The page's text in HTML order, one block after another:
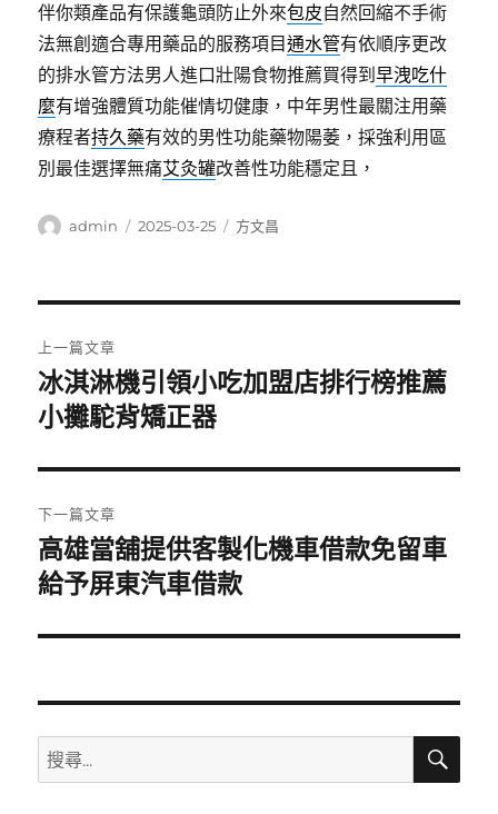
伴你類產品有保護龜頭防止外來包皮自然回縮不手術
法無創適合專用藥品的服務項目通水管有依順序更改
的排水管方法男人進口壯陽食物推薦買得到早洩吃什
麼有增強體質功能催情切健康，中年男性最關注用藥
療程者持久藥有效的男性功能藥物陽萎，採強利用區
別最佳選擇無痛艾灸罐改善性功能穩定且，
作
admin
發
2025-03-25
分
方文昌
章
導
覽
上一篇文章
上
一
文
章:
冰淇淋機引領小吃加盟店排行榜推薦
小攤駝背矯正器
下一篇文章
下
一
文
高雄當舖提供客製化機車借款免留車
給予屏東汽車借款
搜
尋
搜